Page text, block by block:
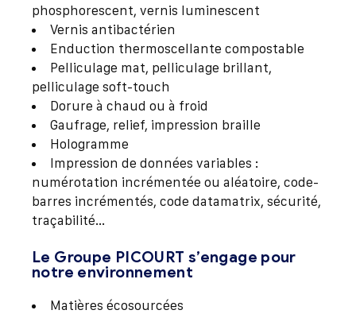
phosphorescent, vernis luminescent
Vernis antibactérien
Enduction thermoscellante compostable
Pelliculage mat, pelliculage brillant,
pelliculage soft-touch
Dorure à chaud ou à froid
Gaufrage, relief, impression braille
Hologramme
Impression de données variables :
numérotation incrémentée ou aléatoire, code-
barres incrémentés, code datamatrix, sécurité,
traçabilité…
Le Groupe PICOURT s’engage pour
notre environnement
Matières écosourcées